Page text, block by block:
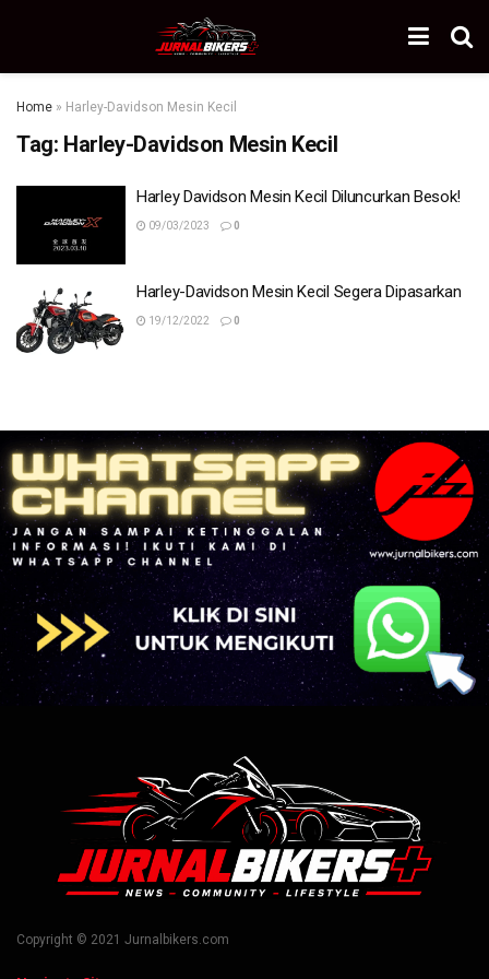
Home » Harley-Davidson Mesin Kecil
Tag: Harley-Davidson Mesin Kecil
Harley Davidson Mesin Kecil Diluncurkan Besok!
09/03/2023 0
Harley-Davidson Mesin Kecil Segera Dipasarkan
19/12/2022 0
Copyright © 2021 Jurnalbikers.com